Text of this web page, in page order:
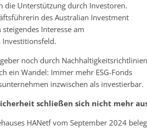
die Unterstützung durch Investoren.
des Australian Investment
Interesse am
Investitionsfeld.
noch durch Nachhaltigkeitsrichtlinien
ein Wandel: Immer mehr ESG-Fonds
inzwischen als investierbar.
schließen sich nicht mehr
HANetf vom September 2024